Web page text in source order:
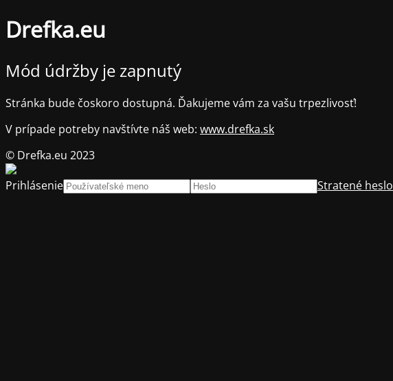
Drefka.eu
Mód údržby je zapnutý
Stránka bude čoskoro dostupná. Ďakujeme vám za vašu trpezlivosť!
V prípade potreby navštívte náš web: www.drefka.sk
© Drefka.eu 2023
Prihlásenie
Stratené heslo